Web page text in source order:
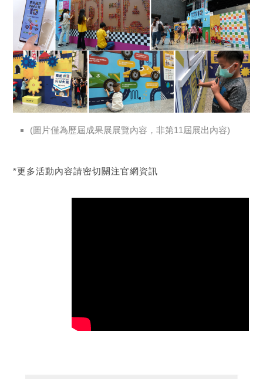
(圖片僅為歷屆成果展展覽內容，非第11屆展出內容)
*更多活動內容請密切關注官網資訊